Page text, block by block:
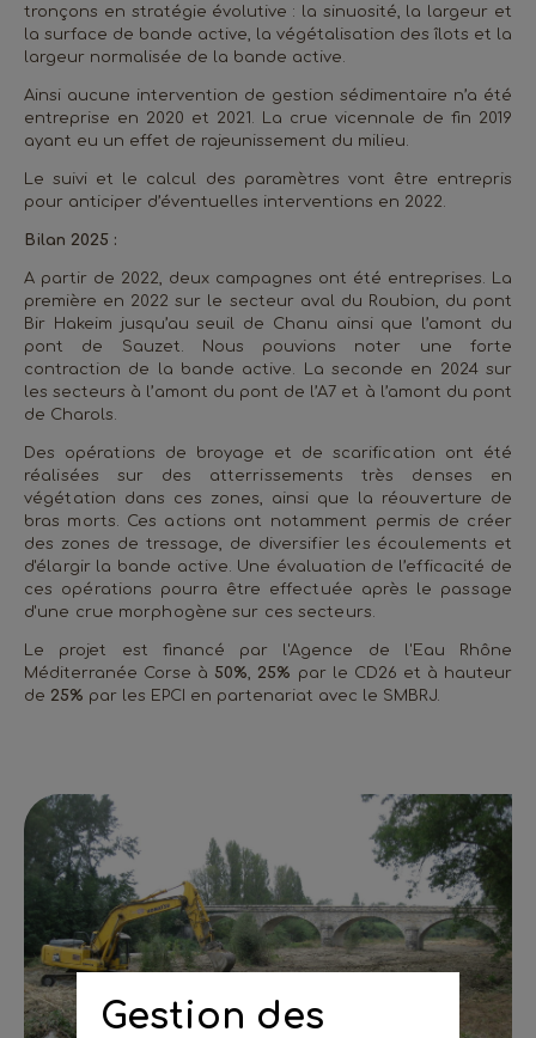
tronçons en stratégie évolutive : la sinuosité, la largeur et
la surface de bande active, la végétalisation des îlots et la
largeur normalisée de la bande active.
Ainsi aucune intervention de gestion sédimentaire n’a été
entreprise en 2020 et 2021. La crue vicennale de fin 2019
ayant eu un effet de rajeunissement du milieu.
Le suivi et le calcul des paramètres vont être entrepris
pour anticiper d’éventuelles interventions en 2022.
Bilan 2025 :
A partir de 2022, deux campagnes ont été entreprises. La
première en 2022 sur le secteur aval du Roubion, du pont
Bir Hakeim jusqu’au seuil de Chanu ainsi que l’amont du
pont de Sauzet. Nous pouvions noter une forte
contraction de la bande active. La seconde en 2024 sur
les secteurs à l’amont du pont de l’A7 et à l’amont du pont
de Charols.
Des opérations de broyage et de scarification ont été
réalisées sur des atterrissements très denses en
végétation dans ces zones, ainsi que la réouverture de
bras morts. Ces actions ont notamment permis de créer
des zones de tressage, de diversifier les écoulements et
d'élargir la bande active. Une évaluation de l’efficacité de
ces opérations pourra être effectuée après le passage
d'une crue morphogène sur ces secteurs.
Le projet est financé par l'Agence de l'Eau Rhône
Méditerranée Corse à 50%, 25% par le CD26 et à hauteur
de 25% par les EPCI en partenariat avec le SMBRJ.
Gestion des